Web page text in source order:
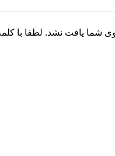
یافت نشد. لطفا با کلمه